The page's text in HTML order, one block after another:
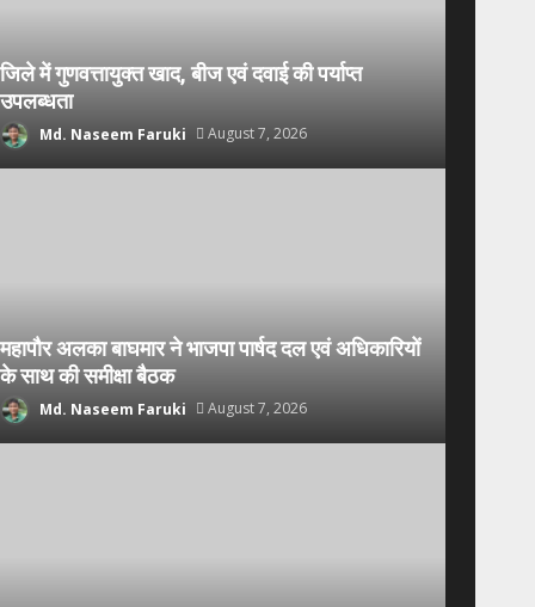
जिले में गुणवत्तायुक्त खाद, बीज एवं दवाई की पर्याप्त
उपलब्धता
Md. Naseem Faruki August 7, 2026
महापौर अलका बाघमार ने भाजपा पार्षद दल एवं अधिकारियों
के साथ की समीक्षा बैठक
Md. Naseem Faruki August 7, 2026